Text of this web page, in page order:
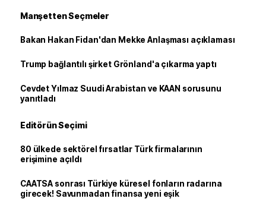
Manşetten Seçmeler
Bakan Hakan Fidan'dan Mekke Anlaşması açıklaması
Trump bağlantılı şirket Grönland'a çıkarma yaptı
Cevdet Yılmaz Suudi Arabistan ve KAAN sorusunu
yanıtladı
Editörün Seçimi
80 ülkede sektörel fırsatlar Türk firmalarının
erişimine açıldı
CAATSA sonrası Türkiye küresel fonların radarına
girecek! Savunmadan finansa yeni eşik